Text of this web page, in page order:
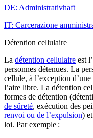
DE: Administrativhaft
IT: Carcerazione
Détention cellulaire
La détention cellulaire est
personnes détenues. La
cellule, à l’exception
l’aire libre. La détention
formes de détention
de sûreté, exécution des
renvoi ou de l’expulsion)
loi. Par exemple :